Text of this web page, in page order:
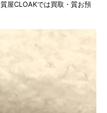
屋CLOAKでは買取・質お預